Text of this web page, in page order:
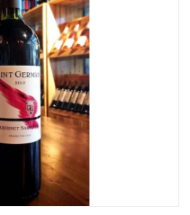
机床进口清关